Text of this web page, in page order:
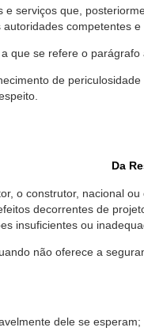
e serviços que,
competentes
que se refere o
de
Da
o construtor, nacional
decorrentes de
insuficientes ou
não oferece a
dele se esperam;